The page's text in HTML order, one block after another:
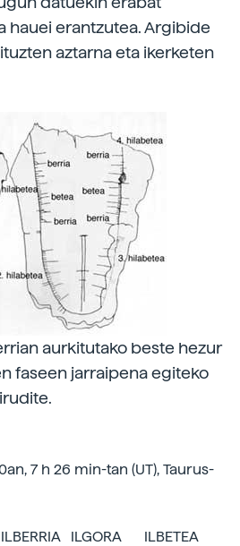
hauei erantzutea. Argibide
aztarna eta ikerketen
aurkitutako beste hezur
faseen jarraipena egiteko
7 h 26 min-tan (UT), Taurus-
ILBERRIA ILGORA
ILBETEA